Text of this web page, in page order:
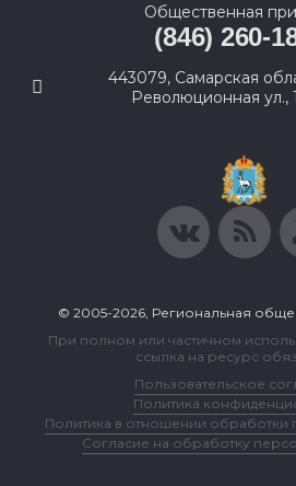
Общественная
(846) 260-
443079, Самарская
Революционная ул.,
© 2005-2026, Региональная
При полном или частичном
ссылка на ресурс
Пользовательское
Политика
Политика в отношении обработки
Согласие на обработку